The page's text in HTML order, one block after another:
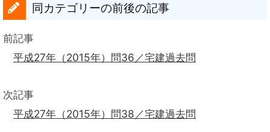
同カテゴリーの前後の記事
前記事
平成27年（2015年）問36／宅建過去問
次記事
平成27年（2015年）問38／宅建過去問